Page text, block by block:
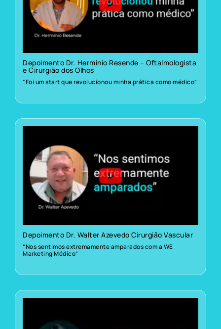
Depoimento Dr. Herminio Resende – Oftalmologista
e Cirurgião dos Olhos
“Foi um start que revolucionou minha prática como médico”
Depoimento Dr. Walter Azevedo Cirurgião Vascular
“Nos sentimos extremamente amparados com a WE
Marketing Médico”